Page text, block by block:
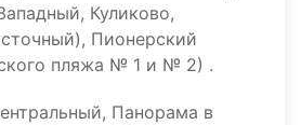
Куликово,
Пионерский
пляжа № 1 и № 2) .
Панорама в